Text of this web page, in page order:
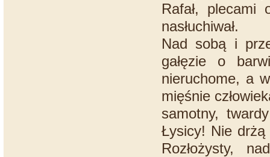
Rafał,
nasłuchiwał.
Nad sobą i
gałęzie o
nieruchome, a
mięśnie
samotny,
Łysicy! Nie drżą
Rozłożysty,